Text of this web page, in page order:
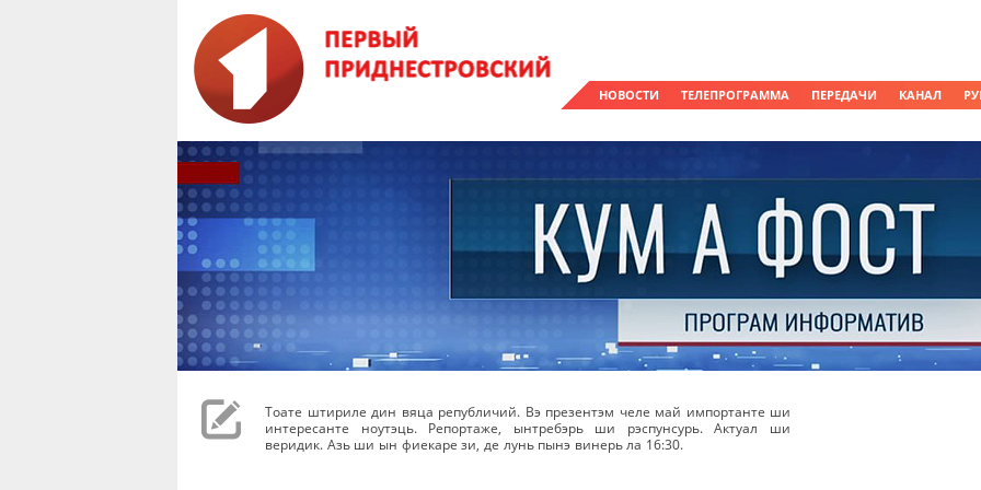
НОВОСТИ ТЕЛЕПРОГРАММА ПЕРЕДАЧИ КАНАЛ
Тоате штириле дин вяца републичий. Вэ презентэм челе май импортанте ши
интересанте ноутэць. Репортаже, ынтребэрь ши рэспунсурь. Актуал ши
веридик. Азь ши ын фиекаре зи, де лунь пынэ винерь ла 16:30.